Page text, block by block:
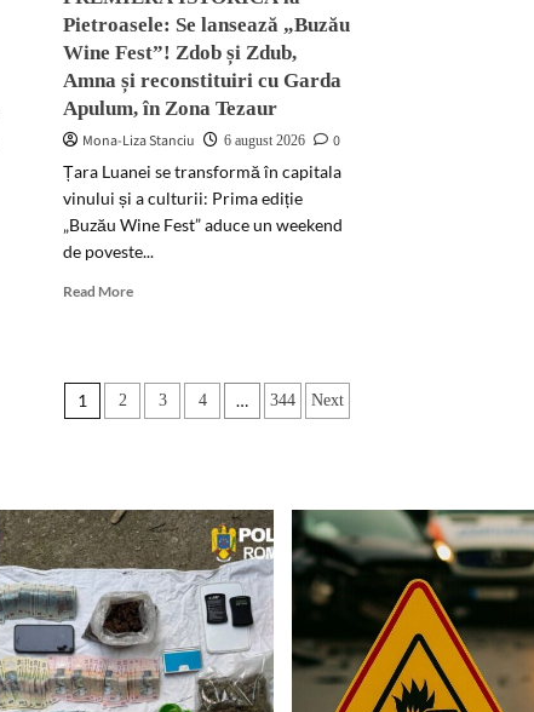
ce
a
înființat
o
cultură
outdoor
de
marijuana
Pietroasele: Se lansează „Buzău
Wine Fest”! Zdob și Zdub,
Amna și reconstituiri cu Garda
Apulum, în Zona Tezaur
Mona-Liza Stanciu 6 august 2026
0
Țara Luanei se transformă în capitala
vinului și a culturii: Prima ediție
„Buzău Wine Fest” aduce un weekend
de poveste...
Read MoreRead
ISTORICĂ
Wine
Fest”!
Zdob
și
Zdub,
Amna
și
reconstituiri
cu
Paginație
1 2 3 4 … 344 Next